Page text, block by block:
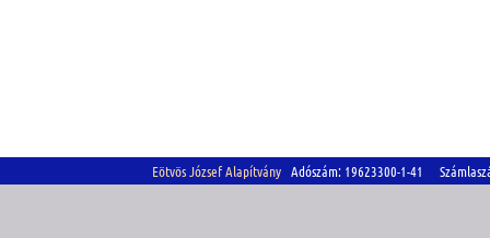
Eötvös József Alapítvány Adószám: 19623300-1-41